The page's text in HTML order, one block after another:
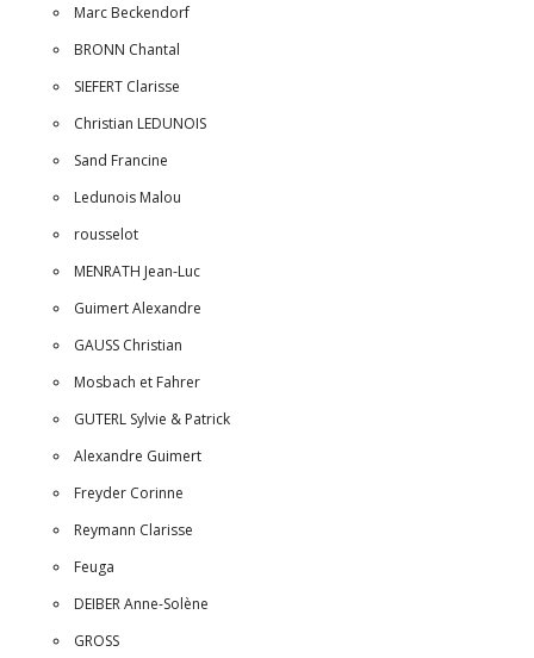
Marc Beckendorf
BRONN Chantal
SIEFERT Clarisse
Christian LEDUNOIS
Sand Francine
Ledunois Malou
rousselot
MENRATH Jean-Luc
Guimert Alexandre
GAUSS Christian
Mosbach et Fahrer
GUTERL Sylvie & Patrick
Alexandre Guimert
Freyder Corinne
Reymann Clarisse
Feuga
DEIBER Anne-Solène
GROSS